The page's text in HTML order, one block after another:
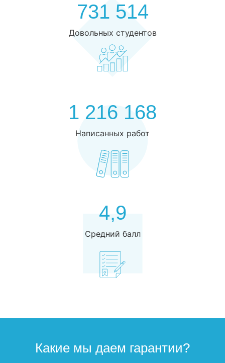
731 514
Довольных студентов
1 216 168
Написанных работ
4,9
Средний балл
Какие мы даем гарантии?